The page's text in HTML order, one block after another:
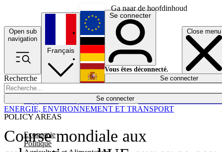
Ga naar de hoofdinhoud
Open sub
navigation
Close menu
Recherche
Se connecter
POLICY AREAS
Economie
Politique
Économie
Français
English
Deutsch
Español
Se connecter
Vous êtes déconnecté.
Se connecter
Course mondiale aux
ENERGIE, ENVIRONNEMENT ET TRANSPORT